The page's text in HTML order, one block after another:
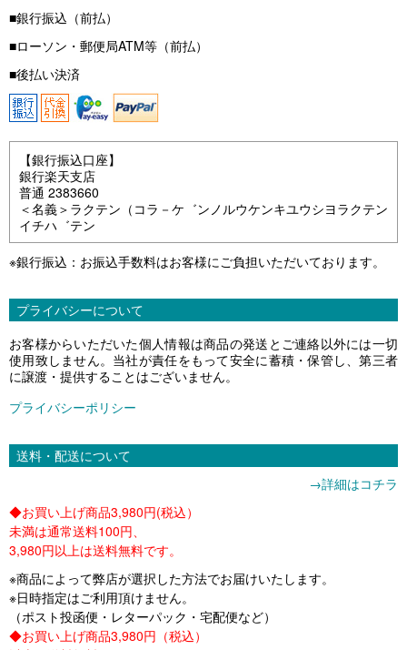
■銀行振込（前払）
■ローソン・郵便局ATM等（前払）
■後払い決済
【銀行振込口座】
銀行楽天支店
普通 2383660
＜名義＞ラクテン（コラ－ケ゛ンノルウケンキユウシヨラクテン
イチハ゛テン
※銀行振込：お振込手数料はお客様にご負担いただいております。
プライバシーについて
お客様からいただいた個人情報は商品の発送とご連絡以外には一切
使用致しません。当社が責任をもって安全に蓄積・保管し、第三者
に譲渡・提供することはございません。
プライバシーポリシー
送料・配送について
→詳細はコチラ
◆お買い上げ商品3,980円(税込）
未満は通常送料100円、
3,980円以上は送料無料です。
※商品によって弊店が選択した方法でお届けいたします。
※日時指定はご利用頂けません。
（ポスト投函便・レターパック・宅配便など）
◆お買い上げ商品3,980円（税込）